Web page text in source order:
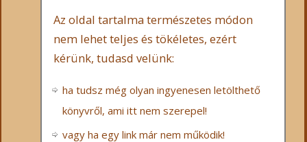
Az oldal tartalma természetes módon
nem lehet teljes és tökéletes, ezért
kérünk, tudasd velünk:
ha tudsz még olyan ingyenesen letölthető
könyvről, ami itt nem szerepel!
vagy ha egy link már nem működik!